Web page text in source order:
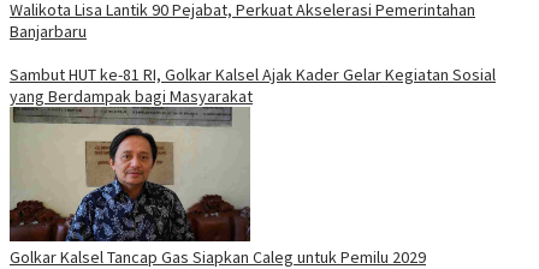
Walikota Lisa Lantik 90 Pejabat, Perkuat Akselerasi Pemerintahan
Banjarbaru
Sambut HUT ke-81 RI, Golkar Kalsel Ajak Kader Gelar Kegiatan Sosial
yang Berdampak bagi Masyarakat
Golkar Kalsel Tancap Gas Siapkan Caleg untuk Pemilu 2029